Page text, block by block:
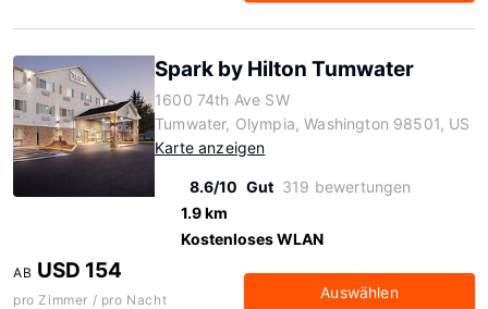
Spark by Hilton Tumwater
1600 74th Ave SW
Tumwater, Olympia, Washington 98501, US
Karte anzeigen
8.6/10 Gut 319 bewertungen
1.9 km
Kostenloses WLAN
AB USD 154
pro Zimmer / pro Nacht Auswählen